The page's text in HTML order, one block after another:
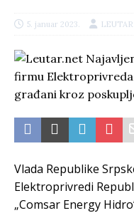
5. januar 2023. LEUTAR
Vlada Republike
Elektroprivredi
„Comsar Energy